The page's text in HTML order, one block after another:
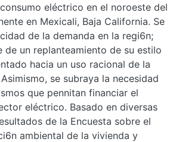
eléctrico en el noroeste del
en Mexicali, Baja California. Se
de la demanda en la regi6n;
de un replanteamiento de su estilo
hacia un uso racional de la
se subraya la necesidad
que pennitan financiar el
eléctrico. Basado en diversas
de la Encuesta sobre el
ambiental de la vivienda y